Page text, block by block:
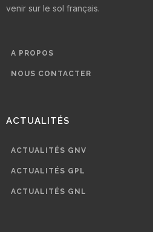
venir sur le sol français.
A PROPOS
NOUS CONTACTER
ACTUALITÉS
ACTUALITÉS GNV
ACTUALITÉS GPL
ACTUALITÉS GNL